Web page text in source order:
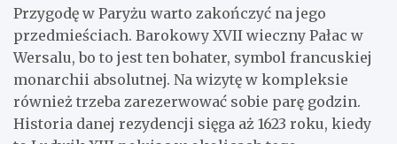
Przygodę w Paryżu warto zakończyć na jego
przedmieściach. Barokowy XVII wieczny Pałac w
Wersalu, bo to jest ten bohater, symbol francuskiej
monarchii absolutnej. Na wizytę w kompleksie
również trzeba zarezerwować sobie parę godzin.
Historia danej rezydencji sięga aż 1623 roku, kiedy